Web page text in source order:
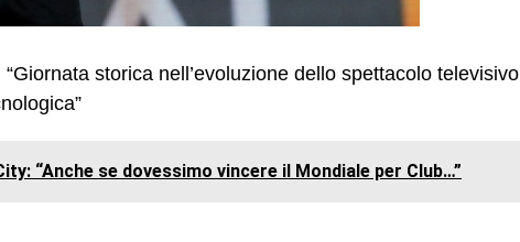
storica nell’evoluzione dello spettacolo televisivo
“Anche se dovessimo vincere il Mondiale per Club…”